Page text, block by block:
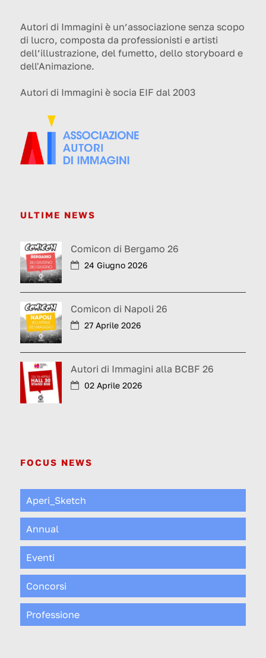
Autori di Immagini è un’associazione senza scopo
di lucro, composta da professionisti e artisti
dell’illustrazione, del fumetto, dello storyboard e
dell'Animazione.
Autori di Immagini è socia EIF dal 2003
ULTIME NEWS
Comicon di Bergamo 26
24 Giugno 2026
Comicon di Napoli 26
27 Aprile 2026
Autori di Immagini alla BCBF 26
02 Aprile 2026
FOCUS NEWS
Aperi_Sketch
Annual
Eventi
Concorsi
Professione